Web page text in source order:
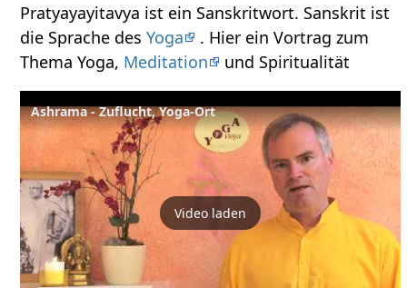
Pratyayayitavya ist ein Sanskritwort. Sanskrit ist
die Sprache desYoga
. Hier ein Vortrag zum
Thema Yoga, Meditation und Spiritualität
Ashrama - Zuflucht, Yoga-Ort
Video laden